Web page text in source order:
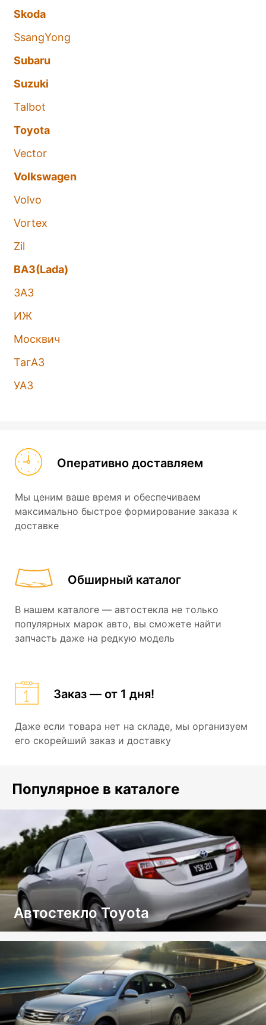
Skoda
SsangYong
Subaru
Suzuki
Talbot
Toyota
Vector
Volkswagen
Volvo
Vortex
Zil
ВАЗ(Lada)
ЗАЗ
ИЖ
Москвич
ТагАЗ
УАЗ
Оперативно доставляем
Мы ценим ваше время и обеспечиваем
максимально быстрое формирование заказа к
доставке
Обширный каталог
В нашем каталоге — автостекла не только
популярных марок авто, вы сможете найти
запчасть даже на редкую модель
Заказ — от 1 дня!
Даже если товара нет на складе, мы организуем
его скорейший заказ и доставку
Популярное в каталоге
Автостекло Toyota